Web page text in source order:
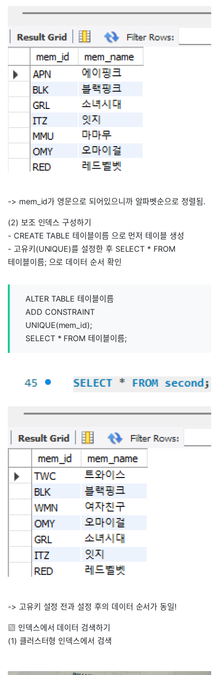
-> mem_id가 영문으로 되어있으니까 알파벳순으로 정렬됨.
(2) 보조 인덱스 구성하기
- CREATE TABLE 테이블이름 으로 먼저 테이블 생성
- 고유키(UNIQUE)를 설정한 후 SELECT * FROM
테이블이름; 으로 데이터 순서 확인
ALTER TABLE 테이블이름
ADD CONSTRAINT
UNIQUE(mem_id);
SELECT * FROM 테이블이름;
-> 고유키 설정 전과 설정 후의 데이터 순서가 동일!
▧ 인덱스에서 데이터 검색하기
(1) 클러스터형 인덱스에서 검색